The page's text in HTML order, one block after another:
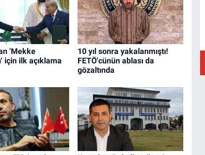
'Mekke
için ilk açıklama
10 yıl sonra yakalanmıştı!
FETÖ'cünün ablası da
gözaltında